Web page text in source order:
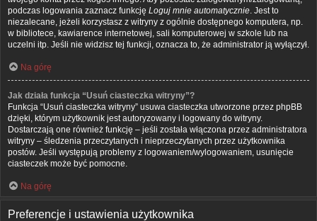
podczas logowania zaznacz funkcję Loguj mnie automatycznie. Jest to
niezalecane, jeżeli korzystasz z witryny z ogólnie dostępnego komputera, np.
w bibliotece, kawiarence internetowej, sali komputerowej w szkole lub na
uczelni itp. Jeśli nie widzisz tej funkcji, oznacza to, że administrator ją wyłączył.
Na górę
Jak działa funkcja “Usuń ciasteczka witryny”?
Funkcja “Usuń ciasteczka witryny” usuwa ciasteczka utworzone przez phpBB
dzięki, którym użytkownik jest autoryzowany i logowany do witryny.
Dostarczają one również funkcję – jeśli została włączona przez administratora
witryny – śledzenia przeczytanych i nieprzeczytanych przez użytkownika
postów. Jeśli występują problemy z logowaniem/wylogowaniem, usunięcie
ciasteczek może być pomocne.
Na górę
Preferencje i ustawienia użytkownika